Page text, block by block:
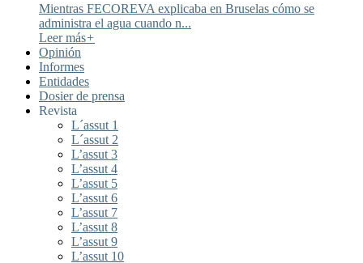
Mientras FECOREVA explicaba en Bruselas cómo se
administra el agua cuando n...
Leer más+
Opinión
Informes
Entidades
Dosier de prensa
Revista
L´assut 1
L´assut 2
L’assut 3
L’assut 4
L’assut 5
L’assut 6
L’assut 7
L’assut 8
L’assut 9
L’assut 10